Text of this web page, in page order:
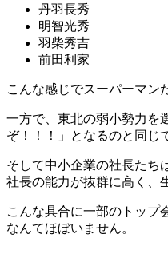
丹羽長秀
明智光秀
羽柴秀吉
前田利家
こんな感じでスーパーマン
一方で、東北の弱小勢力を
ぞ！！！」となるのと同じ
そして中小企業の社長たち
社長の能力が抜群に高く、
こんな具合に一部のトップ
なんてほぼいません。